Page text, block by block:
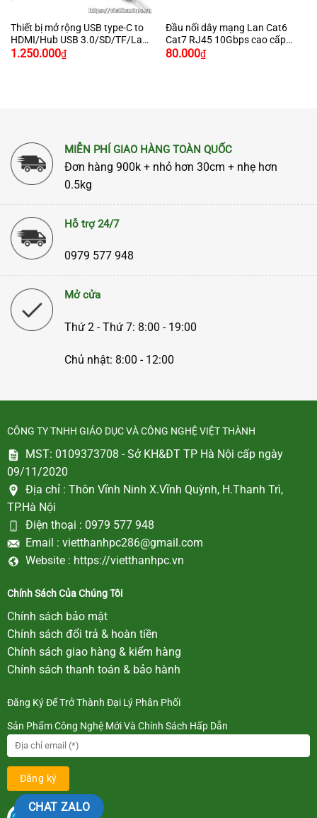
Thiết bị mở rộng USB type-C to
HDMI/Hub USB 3.0/SD/TF/Lan
Gigabit chính hãng Ugreen
1.250.000₫
Đầu nối dây mạng Lan Cat6
Cat7 RJ45 10Gbps cao cấp
chính hãng Ugreen 20390 màu
80.000₫
MIỄN PHÍ GIAO HÀNG TOÀN QUỐC
Đơn hàng 900k + nhỏ hơn 30cm + nhẹ hơn
0.5kg
Hỗ trợ 24/7
0979 577 948
Mở cửa
Thứ 2 - Thứ 7: 8:00 - 19:00
Chủ nhật: 8:00 - 12:00
CÔNG TY TNHH GIÁO DỤC VÀ CÔNG NGHỆ VIỆT THÀNH
MST: 0109373708 - Sở KH&ĐT TP Hà Nội cấp ngày
09/11/2020
Địa chỉ : Thôn Vĩnh Ninh X.Vĩnh Quỳnh, H.Thanh Trì,
TP.Hà Nội
Điện thoại : 0979 577 948
Email : vietthanhpc286@gmail.com
Website : https://vietthanhpc.vn
Chính Sách Của Chúng Tôi
Chính sách bảo mật
Chính sách đổi trả & hoàn tiền
Chính sách giao hàng & kiểm hàng
Chính sách thanh toán & bảo hành
Đăng Ký Để Trở Thành Đại Lý Phân Phối
Sản Phẩm Công Nghệ Mới Và Chính Sách Hấp Dẫn
CHAT ZALO